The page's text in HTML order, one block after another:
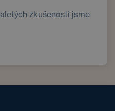
zkušeností jsme